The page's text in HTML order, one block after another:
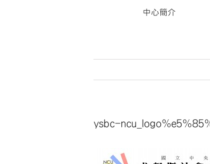
中心簡介
ysbc-